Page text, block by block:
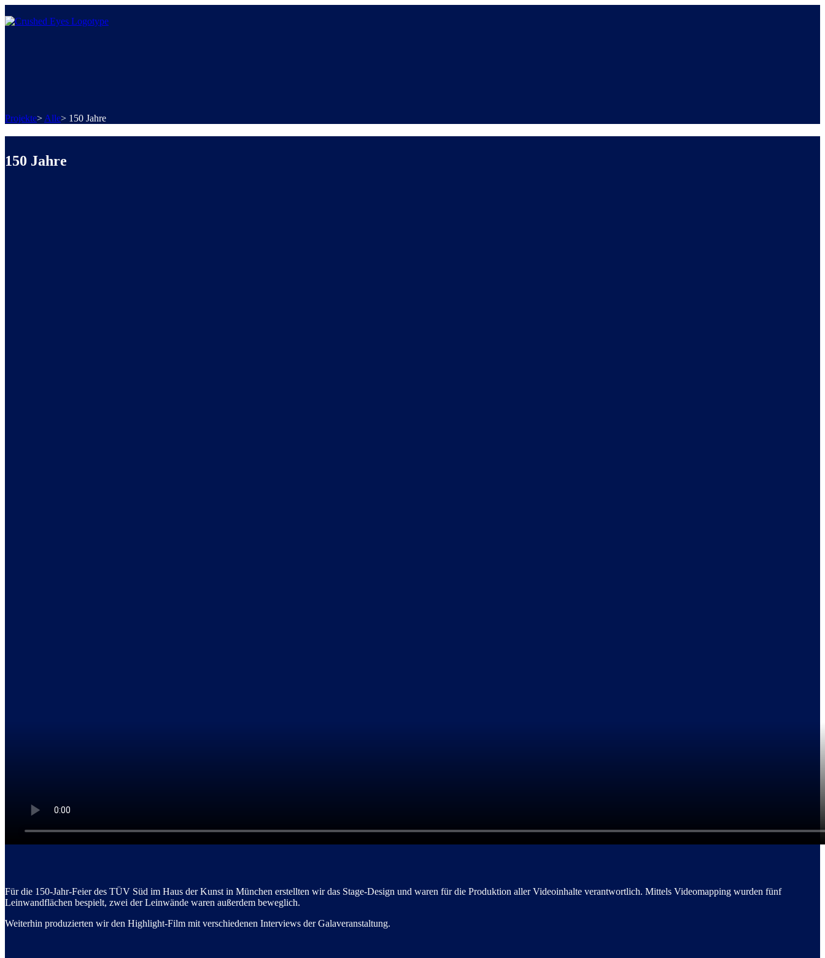
Projekte> Alle> 150 Jahre
150 Jahre
Für die 150-Jahr-Feier des TÜV Süd im Haus der Kunst in München erstellten wir das Stage-Design und waren für die Produktion aller Videoinhalte verantwortlich. Mittels Videomapping wurden fünf
Leinwandflächen bespielt, zwei der Leinwände waren außerdem beweglich.
Weiterhin produzierten wir den Highlight-Film mit verschiedenen Interviews der Galaveranstaltung.